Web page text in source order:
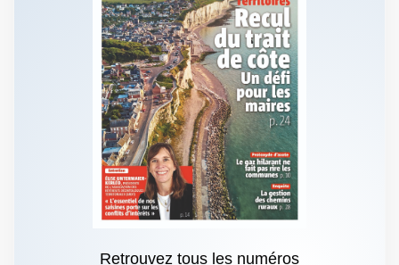
Retrouvez tous les numéros